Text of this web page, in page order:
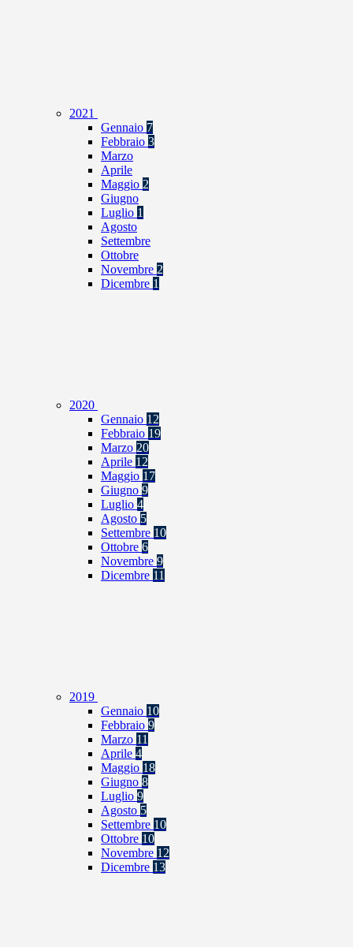
2021
Gennaio 7
Febbraio 3
Marzo
Aprile
Maggio 2
Giugno
Luglio 1
Agosto
Settembre
Ottobre
Novembre 2
Dicembre 1
2020
Gennaio 12
Febbraio 19
Marzo 20
Aprile 12
Maggio 17
Giugno 9
Luglio 4
Agosto 5
Settembre 10
Ottobre 6
Novembre 9
Dicembre 11
2019
Gennaio 10
Febbraio 9
Marzo 11
Aprile 4
Maggio 18
Giugno 8
Luglio 9
Agosto 5
Settembre 10
Ottobre 10
Novembre 12
Dicembre 13